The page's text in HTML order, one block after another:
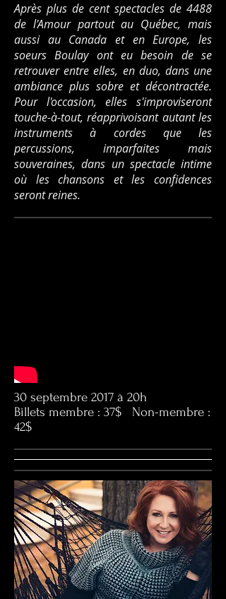
Après plus de cent spectacles de 4488
de l'Amour partout au Québec, mais
aussi au Canada et en Europe, les
soeurs Boulay ont eu besoin de se
retrouver entre elles, en duo, dans une
ambiance plus sobre et décontractée.
Pour l'occasion, elles s'improviseront
touche-à-tout, réapprivoisant autant les
instruments à cordes que les
percussions, imparfaites mais
souveraines, dans un spectacle intime
où les chansons et les confidences
seront reines.
30 septembre 2017 à 20h
Billets membre : 37$ Non-membre :
42$